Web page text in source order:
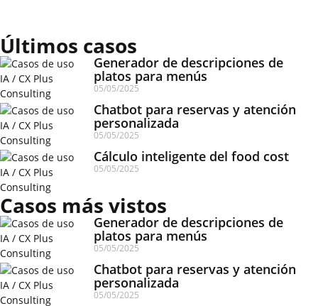
Últimos casos
Generador de descripciones de
platos para menús
05/05/2025
Chatbot para reservas y atención
personalizada
05/05/2025
Cálculo inteligente del food cost
05/05/2025
Casos más vistos
Generador de descripciones de
platos para menús
05/05/2025
Chatbot para reservas y atención
personalizada
05/05/2025